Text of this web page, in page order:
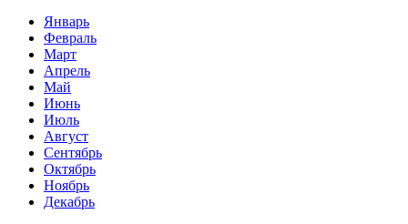
Январь
Февраль
Март
Апрель
Май
Июнь
Июль
Август
Сентябрь
Октябрь
Ноябрь
Декабрь